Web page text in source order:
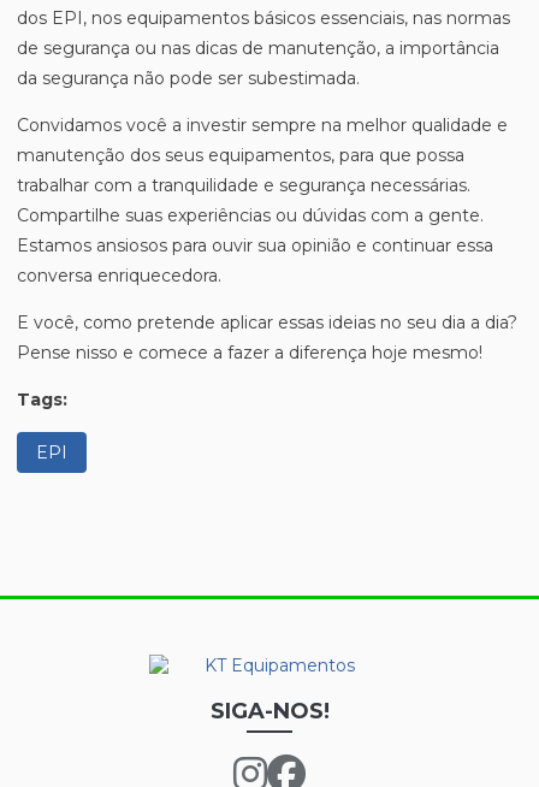
dos EPI, nos equipamentos básicos essenciais, nas normas
de segurança ou nas dicas de manutenção, a importância
da segurança não pode ser subestimada.
Convidamos você a investir sempre na melhor qualidade e
manutenção dos seus equipamentos, para que possa
trabalhar com a tranquilidade e segurança necessárias.
Compartilhe suas experiências ou dúvidas com a gente.
Estamos ansiosos para ouvir sua opinião e continuar essa
conversa enriquecedora.
E você, como pretende aplicar essas ideias no seu dia a dia?
Pense nisso e comece a fazer a diferença hoje mesmo!
Tags:
EPI
SIGA-NOS!